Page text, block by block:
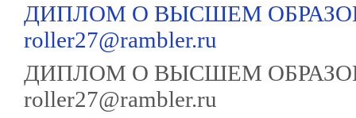
ДИПЛОМ О ВЫСШЕМ
roller27@rambler.ru
ДИПЛОМ О ВЫСШЕМ
roller27@rambler.ru